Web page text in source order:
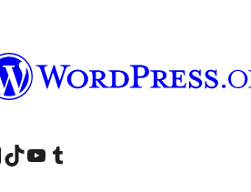
आमच्या टिकटॉक अकाउंटला भेट द्या.आमच्या यूट्यूब चॅनेलला भेट द्या आमच्या टंबलर खात्याला भेट द्या.